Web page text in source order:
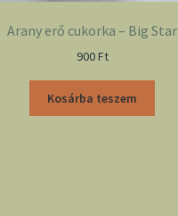
Arany erő cukorka – Big Star
900Ft
Kosárba teszem